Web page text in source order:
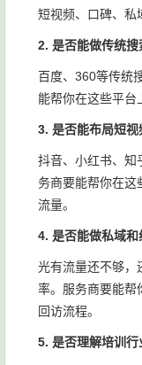
短视频、口碑、私
2. 是否能做传统搜
百度、360等传统
能帮你在这些平台
3. 是否能布局短
抖音、小红书、知
务商要能帮你在这
流量。
4. 是否能做私域和
光有流量还不够，
率。服务商要能帮
回访流程。
5. 是否理解培训